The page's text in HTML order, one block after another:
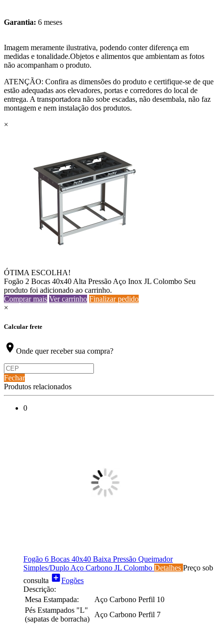
Garantia: 6 meses
Imagem meramente ilustrativa, podendo conter diferença em
medidas e tonalidade.Objetos e alimentos que ambientam as fotos
não acompanham o produto.
ATENÇÃO: Confira as dimensões do produto e certifique-se de que
estão adequadas aos elevadores, portas e corredores do local de
entrega. A transportadora não sobe escadas, não desembala, não faz
montagem e nem instalação dos produtos.
×
ÓTIMA ESCOLHA!
Fogão 2 Bocas 40x40 Alta Pressão Aço Inox JL Colombo Seu
produto foi adicionado ao carrinho.
Comprar mais Ver carrinho Finalizar pedido
×
Calcular frete
location_on Onde quer receber sua compra?
Fechar
Produtos relacionados
0
Fogão 6 Bocas 40x40 Baixa Pressão Queimador
Simples/Duplo Aço Carbono JL Colombo Detalhes Preço sob
consulta add_boxFogões
Descrição:
Mesa Estampada:
Aço Carbono Perfil 10
Pés Estampados "L"
(sapatas de borracha)
Aço Carbono Perfil 7